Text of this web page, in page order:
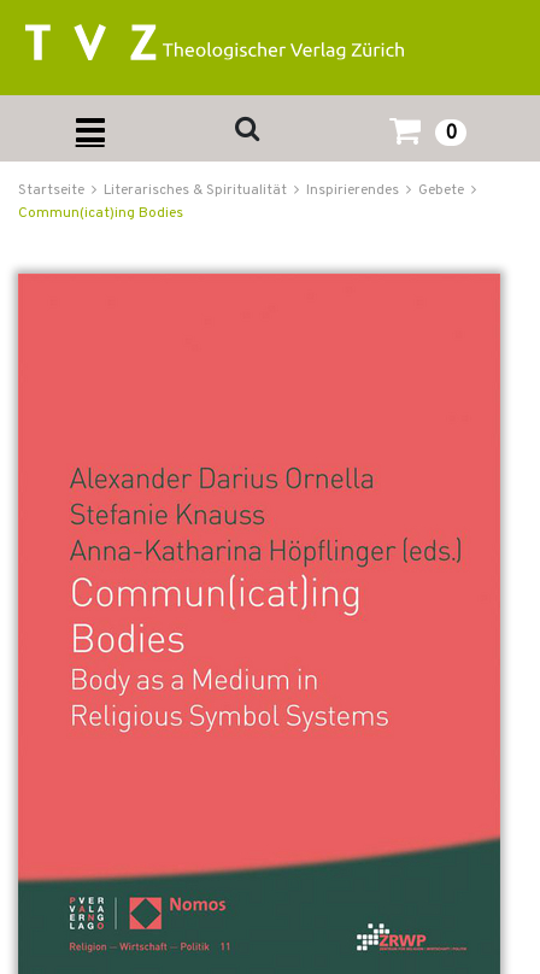
0
Startseite Literarisches & Spiritualität Inspirierendes
Gebete
Commun(icat)ing Bodies